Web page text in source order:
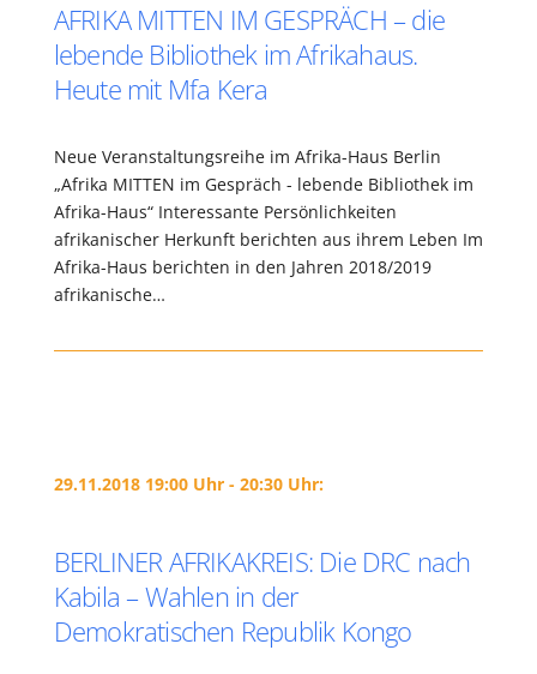
AFRIKA MITTEN IM GESPRÄCH – die
lebende Bibliothek im Afrikahaus.
Heute mit Mfa Kera
Neue Veranstaltungsreihe im Afrika-Haus Berlin
„Afrika MITTEN im Gespräch - lebende Bibliothek im
Afrika-Haus“ Interessante Persönlichkeiten
afrikanischer Herkunft berichten aus ihrem Leben Im
Afrika-Haus berichten in den Jahren 2018/2019
afrikanische…
29.11.2018 19:00 Uhr - 20:30 Uhr:
BERLINER AFRIKAKREIS: Die DRC nach
Kabila – Wahlen in der
Demokratischen Republik Kongo